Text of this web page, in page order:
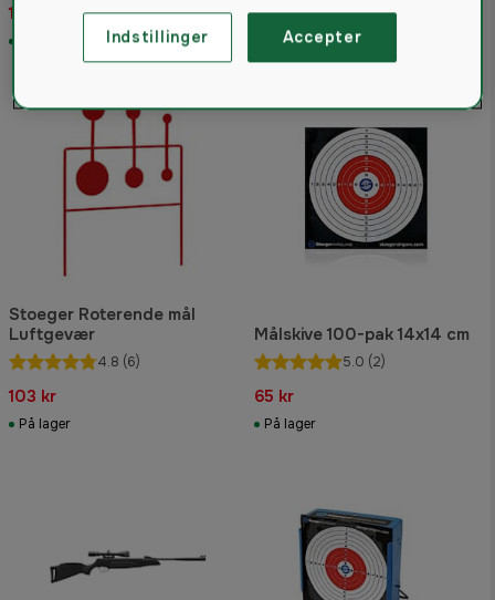
1.749 kr 139 kr
På lager
Stoeger Roterende mål
Luftgevær
4.8 (6)
103 kr
På lager
Målskive 100-pak 14x14 cm
5.0 (2)
65 kr
På lager
Indstillinger Accepter